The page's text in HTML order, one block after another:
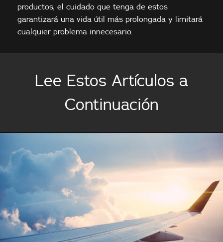
productos, el cuidado que tenga de estos
garantizará una vida útil más prolongada y limitará
cualquier problema innecesario.
Lee Estos Artículos a
Continuación